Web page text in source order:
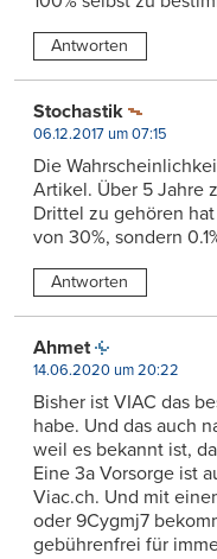
Antworten
Stochastik
06.12.2017 um 07:15
Die
Artikel. Über 5 Jahre
Drittel zu gehören
von 30%, sondern
Antworten
Ahmet
14.06.2020 um 20:22
Bisher ist VIAC das
habe. Und das auch
weil es bekannt ist,
Eine 3a Vorsorge ist
Viac.ch. Und mit
oder 9Cygmj7
gebührenfrei für